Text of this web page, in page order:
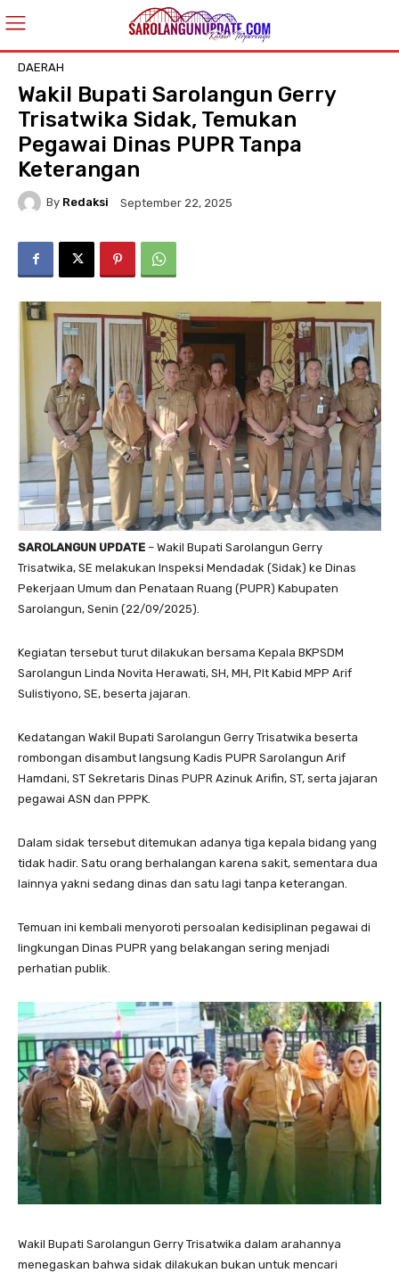
DAERAH
Wakil Bupati Sarolangun Gerry
Trisatwika Sidak, Temukan
Pegawai Dinas PUPR Tanpa
Keterangan
By Redaksi September 22, 2025
SAROLANGUN UPDATE – Wakil Bupati Sarolangun Gerry
Trisatwika, SE melakukan Inspeksi Mendadak (Sidak) ke Dinas
Pekerjaan Umum dan Penataan Ruang (PUPR) Kabupaten
Sarolangun, Senin (22/09/2025).
Kegiatan tersebut turut dilakukan bersama Kepala BKPSDM
Sarolangun Linda Novita Herawati, SH, MH, Plt Kabid MPP Arif
Sulistiyono, SE, beserta jajaran.
Kedatangan Wakil Bupati Sarolangun Gerry Trisatwika beserta
rombongan disambut langsung Kadis PUPR Sarolangun Arif
Hamdani, ST Sekretaris Dinas PUPR Azinuk Arifin, ST, serta jajaran
pegawai ASN dan PPPK.
Dalam sidak tersebut ditemukan adanya tiga kepala bidang yang
tidak hadir. Satu orang berhalangan karena sakit, sementara dua
lainnya yakni sedang dinas dan satu lagi tanpa keterangan.
Temuan ini kembali menyoroti persoalan kedisiplinan pegawai di
lingkungan Dinas PUPR yang belakangan sering menjadi
perhatian publik.
Wakil Bupati Sarolangun Gerry Trisatwika dalam arahannya
menegaskan bahwa sidak dilakukan bukan untuk mencari